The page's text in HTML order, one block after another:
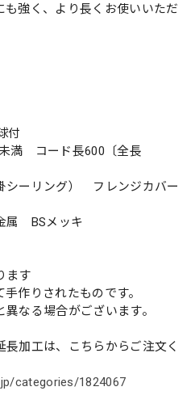
強く、より長くお使いいただ
付
満 コード長600〔全長
シーリング） フレンジカバー
属 BSメッキ
ます
作りされたものです。
なる場合がございます。
加工は、こちらからご注文く
categories/1824067